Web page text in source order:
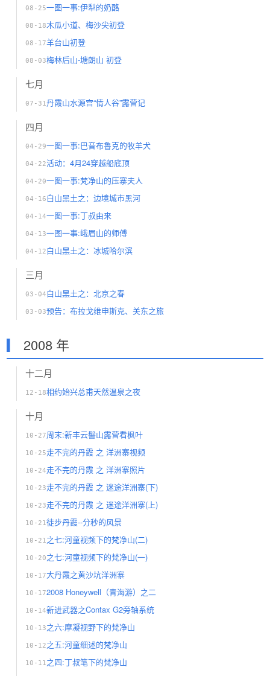
08-25一图一事:伊犁的奶酪
08-18木瓜小道、梅沙尖初登
08-17羊台山初登
08-03梅林后山-塘朗山 初登
七月
07-31 丹霞山水源宫“情人谷”露营记
四月
04-29一图一事:巴音布鲁克的牧羊犬
04-22活动：4月24穿越船底顶
04-20一图一事:梵净山的压寨夫人
04-16白山黑土之：边境城市黑河
04-14一图一事:丁叔由来
04-13一图一事:峨眉山的师傅
04-12白山黑土之：冰城哈尔滨
三月
03-04白山黑土之：北京之春
03-03预告：布拉戈维申斯克、关东之旅
2008 年
十二月
12-18相约始兴总甫天然温泉之夜
十月
10-27周末:新丰云髻山露营看枫叶
10-25走不完的丹霞 之 洋洲寨视频
10-24走不完的丹霞 之 洋洲寨照片
10-23走不完的丹霞 之 迷途洋洲寨(下)
10-23走不完的丹霞 之 迷途洋洲寨(上)
10-21 徒步丹霞--分秒的风景
10-21 之七:河童视频下的梵净山(二)
10-20之七:河童视频下的梵净山(一)
10-17大丹霞之黄沙坑洋洲寨
10-172008 Honeywell（青海游）之二
10-14新进武器之Contax G2旁轴系统
10-13之六:摩凝视野下的梵净山
10-12之五:河童细述的梵净山
10-11 之四:丁叔笔下的梵净山